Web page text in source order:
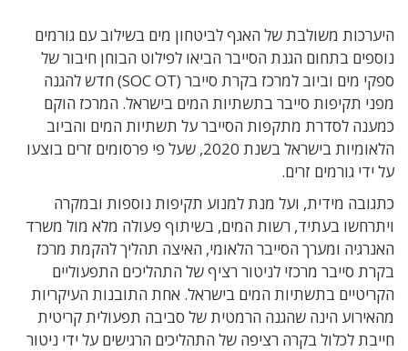
היערכות משולבת של האגף לביטחון מים בשילוב עם גורמים
נוספים בתחום הגנת הסייבר הביאו לפילוט הבוחן חיבור של
ספקי מים וביוב למרכז בקרת סייבר (SOC OT) חדש להגנה
מפני תקיפות סייבר בתשתיות המים בישראל. המרכז הוקם
כמענה לסדרת מתקפות הסייבר על תשתיות המים והביוב
הלאומיות בישראל בשנת 2020, שעל פי פרסומים זרים בוצעו
על ידי גורמים זרים.
כתגובה מידית, ועל מנת למנוע תקיפות נוספות ובמקרה
ויתרחשו בעתיד, רשות המים, בשיתוף פעולה מלא מול משרד
האנרגיה ומערך הסייבר הלאומי, האיצה תהליך להקמת מרכז
בקרת סייבר מרכזי לניטור רציף של התהליכים התפעוליים
הקריטיים בתשתיות המים בישראל. אחת התובנות העיקריות
מהאירוע הינה שהגנה הרמטית של סביבה תפעולית קריטית
חייבת לכלול בקרה רציפה של התהליכים הרגישים על ידי ניטור